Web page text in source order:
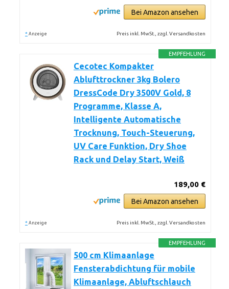
Bei Amazon ansehen
* Anzeige Preis inkl. MwSt., zzgl. Versandkosten
EMPFEHLUNG
Cecotec Kompakter
Ablufttrockner 3kg Bolero
DressCode Dry 3500V Gold, 8
Programme, Klasse A,
Intelligente Automatische
Trocknung, Touch-Steuerung,
UV Care Funktion, Dry Shoe
Rack und Delay Start, Weiß
189,00 €
Bei Amazon ansehen
* Anzeige Preis inkl. MwSt., zzgl. Versandkosten
EMPFEHLUNG
500 cm Klimaanlage
Fensterabdichtung für mobile
Klimaanlage, Abluftschlauch